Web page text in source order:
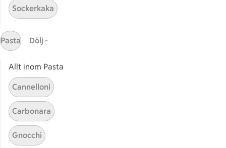
Här hittar du alla goda recept du har sparat och
Start
Sockerkaka
Pasta Dölj -
Allt inom Pasta
Cannelloni
Carbonara
Gnocchi